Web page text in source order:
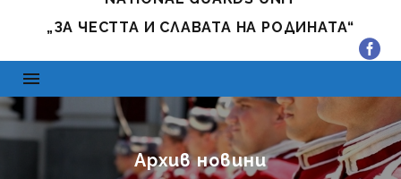
„ЗА ЧЕСТТА И СЛАВАТА НА РОДИНАТА“
Архив новини